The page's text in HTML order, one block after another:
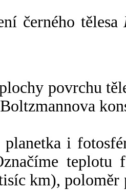
černého tělesa
povrchu
planetka i
km),